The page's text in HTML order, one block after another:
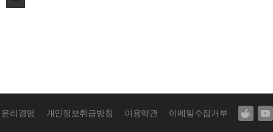
윤리경영 개인정보취급방침 이용약관 이메일수집거부